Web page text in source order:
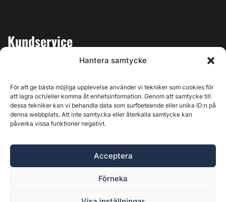
Hantera samtycke
För att ge bästa möjliga upplevelse använder vi tekniker som cookies för
att lagra och/eller komma åt enhetsinformation. Genom att samtycke till
dessa tekniker kan vi behandla data som surfbeteende eller unika ID:n på
denna webbplats. Att inte samtycka eller återkalla samtycke kan
påverka vissa funktioner negativt.
Acceptera
Förneka
Kundservice
Kontakta oss
Östernäsvägen 1, 827 32 Ljusdal, org.nr: 556625-6425 -
Ansvarig utgivare: Henrik Ekberg. Innehållet på denna
webbplats är upphovsrättsligt skyddat. Ange källa vid citering.
Byggvärlden är en del avMarknadsdatagruppen
Policy för datahantering, integritet och cookies